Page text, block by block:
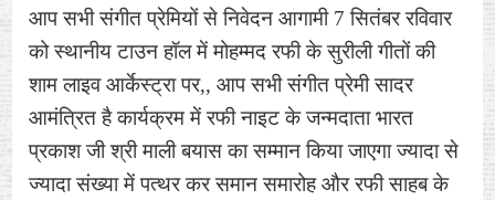
आप सभी संगीत प्रेमियों से निवेदन आगामी 7 सितंबर रविवार
को स्थानीय टाउन हॉल में मोहम्मद रफी के सुरीली गीतों की
शाम लाइव आर्केस्ट्रा पर,, आप सभी संगीत प्रेमी सादर
आमंत्रित है कार्यक्रम में रफी नाइट के जन्मदाता भारत
प्रकाश जी श्री माली बयास का सम्मान किया जाएगा ज्यादा से
ज्यादा संख्या में पत्थर कर समान समारोह और रफी साहब के